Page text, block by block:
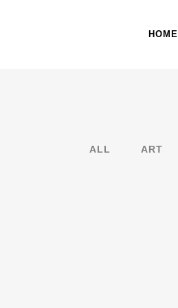
HOME
ALL ART